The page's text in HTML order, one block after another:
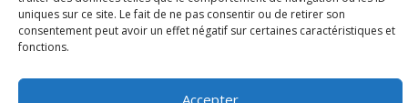
uniques sur ce site. Le fait de ne pas consentir ou de retirer son
consentement peut avoir un effet négatif sur certaines caractéristiques et
fonctions.
Accepter
01 Juil 2026
Pénurie du personnel infirmier :quels indicateurs
Wallonie ?